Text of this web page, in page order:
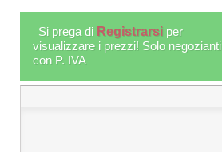
Si prega di Registrarsi per
visualizzare i prezzi! Solo negozianti
con P. IVA